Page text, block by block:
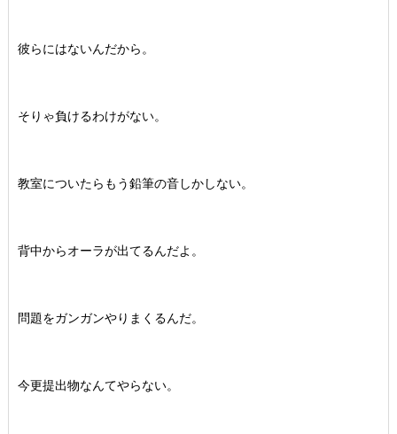
彼らにはないんだから。
そりゃ負けるわけがない。
教室についたらもう鉛筆の音しかしない。
背中からオーラが出てるんだよ。
問題をガンガンやりまくるんだ。
今更提出物なんてやらない。